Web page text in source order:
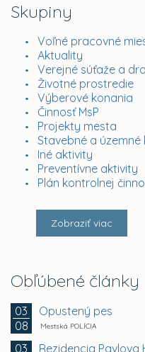
Skupiny
Voľné pracovné
Aktuality
Verejné súťaže a
Životné prostredie
Výberové konania
Činnosť MsP
Projekty mesta
Stavebné a územné
Iné aktivity
Preventívne aktivity
Plán kontrolnej
Zobraziť viac
Obľúbené články
03
08
Opustený pes
Mestská POLÍCIA
03
Rezidencia Pavlova